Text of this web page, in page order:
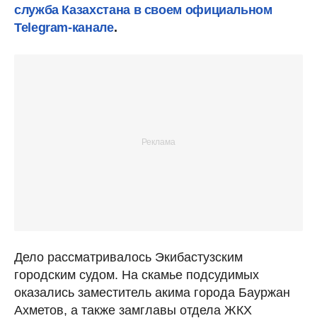
служба Казахстана в своем официальном
Telegram-канале.
Дело рассматривалось Экибастузским
городским судом. На скамье подсудимых
оказались заместитель акима города Бауржан
Ахметов, а также замглавы отдела ЖКХ